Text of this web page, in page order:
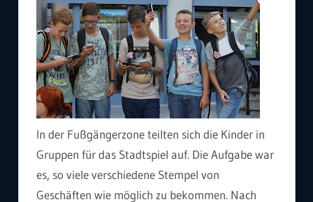
In der Fußgängerzone teilten sich die Kinder in
Gruppen für das Stadtspiel auf. Die Aufgabe war
es, so viele verschiedene Stempel von
Geschäften wie möglich zu bekommen. Nach